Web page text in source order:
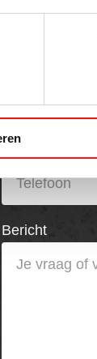
Meer weten
Bericht